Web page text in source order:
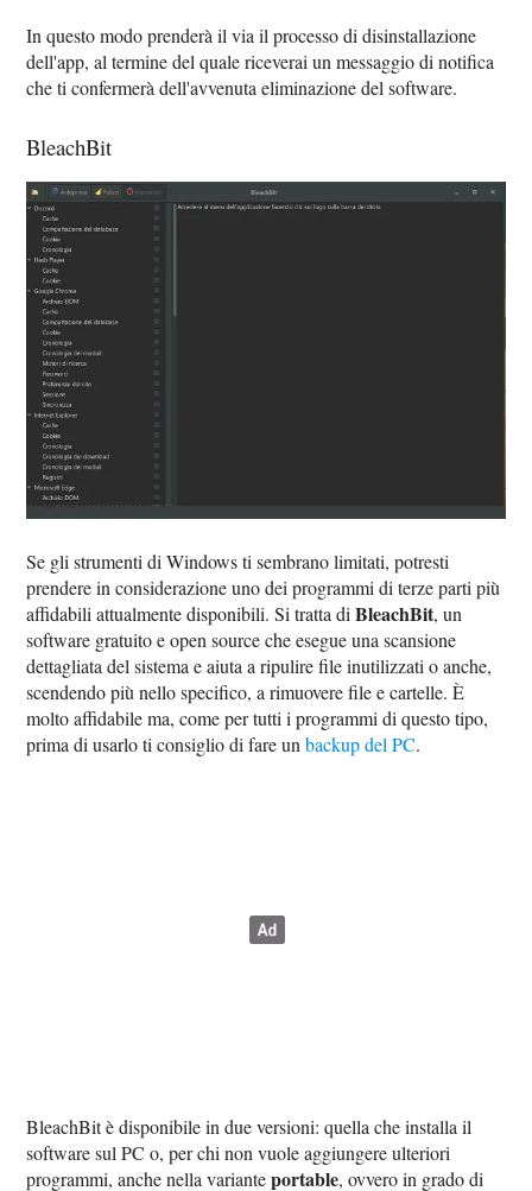
In questo modo prenderà il via il processo di disinstallazione
dell'app, al termine del quale riceverai un messaggio di notifica
che ti confermerà dell'avvenuta eliminazione del software.
BleachBit
Se gli strumenti di Windows ti sembrano limitati, potresti
prendere in considerazione uno dei programmi di terze parti più
affidabili attualmente disponibili. Si tratta diBleachBit, un
software gratuito e open source che esegue una scansione
dettagliata del sistema e aiuta a ripulire file inutilizzati o anche,
scendendo più nello specifico, a rimuovere file e cartelle. È
molto affidabile ma, come per tutti i programmi di questo tipo,
prima di usarlo ti consiglio di fare unbackup del PC.
BleachBit è disponibile in due versioni: quella che installa il
software sul PC o, per chi non vuole aggiungere ulteriori
programmi, anche nella varianteportable, ovvero in grado di